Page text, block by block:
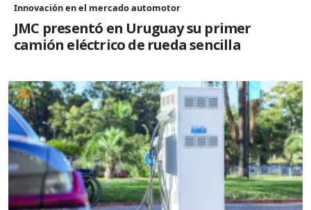
Innovación en el mercado automotor
JMC presentó en Uruguay su primer
camión eléctrico de rueda sencilla